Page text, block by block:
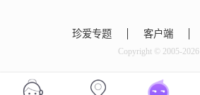
人意的你。本人喜欢聪慧
的女生，学历最好本科以
诚勿扰！择一城终老，遇
珍爱专题 客户端
Copyright © 2005-2026